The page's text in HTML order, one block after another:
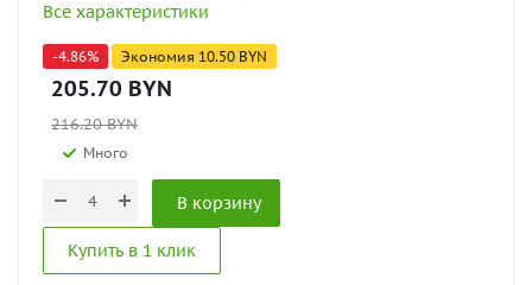
Все характеристики
-4.86% Экономия 10.50 BYN
205.70 BYN
216.20BYN
Много
В корзину
Купить в 1 клик